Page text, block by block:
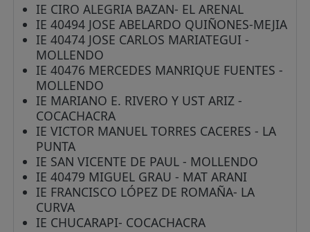
IE CIRO ALEGRIA BAZAN- EL ARENAL
IE 40494 JOSE ABELARDO QUIÑONES-MEJIA
IE 40474 JOSE CARLOS MARIATEGUI -
MOLLENDO
IE 40476 MERCEDES MANRIQUE FUENTES -
MOLLENDO
IE MARIANO E. RIVERO Y UST ARIZ -
COCACHACRA
IE VICTOR MANUEL TORRES CACERES - LA
PUNTA
IE SAN VICENTE DE PAUL - MOLLENDO
IE 40479 MIGUEL GRAU - MAT ARANI
IE FRANCISCO LÓPEZ DE ROMAÑA- LA
CURVA
IE CHUCARAPI- COCACHACRA